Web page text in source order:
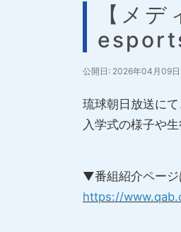
【メ
公開日: 2026年04月09日
琉球朝日放送に
入学式の様子や
▼番組紹介ページ
https://